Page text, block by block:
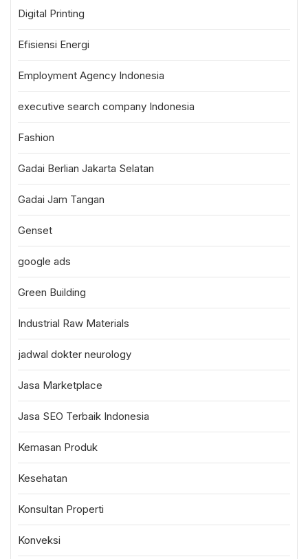
Digital Printing
Efisiensi Energi
Employment Agency Indonesia
executive search company Indonesia
Fashion
Gadai Berlian Jakarta Selatan
Gadai Jam Tangan
Genset
google ads
Green Building
Industrial Raw Materials
jadwal dokter neurology
Jasa Marketplace
Jasa SEO Terbaik Indonesia
Kemasan Produk
Kesehatan
Konsultan Properti
Konveksi